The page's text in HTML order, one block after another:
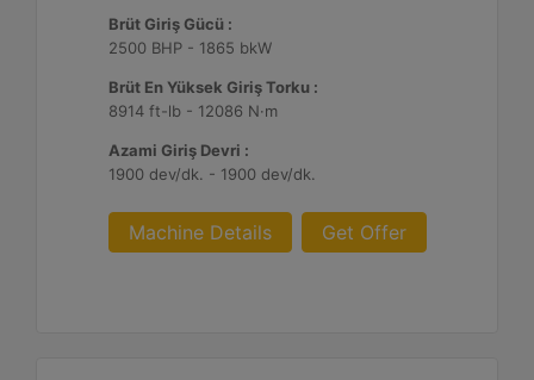
Brüt Giriş Gücü :
2500 BHP - 1865 bkW
Brüt En Yüksek Giriş Torku :
8914 ft-lb - 12086 N·m
Azami Giriş Devri :
1900 dev/dk. - 1900 dev/dk.
Machine Details Get Offer